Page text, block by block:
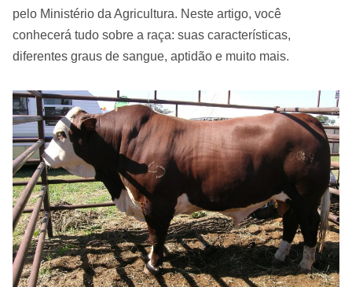
pelo Ministério da Agricultura. Neste artigo, você
conhecerá tudo sobre a raça: suas características,
diferentes graus de sangue, aptidão e muito mais.